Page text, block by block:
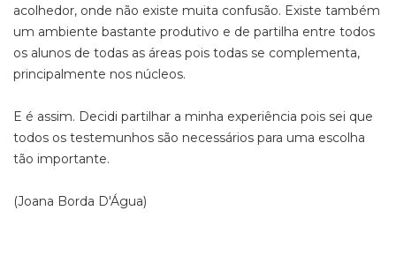
acolhedor, onde não existe muita confusão. Existe também
um ambiente bastante produtivo e de partilha entre todos
os alunos de todas as áreas pois todas se complementa,
principalmente nos núcleos.
E é assim. Decidi partilhar a minha experiência pois sei que
todos os testemunhos são necessários para uma escolha
tão importante.
(Joana Borda D'Água)